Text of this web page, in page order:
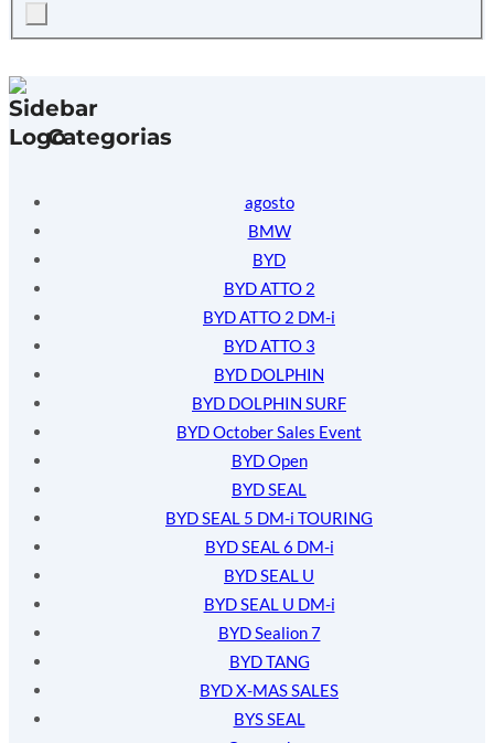
Categorias
agosto
BMW
BYD
BYD ATTO 2
BYD ATTO 2 DM-i
BYD ATTO 3
BYD DOLPHIN
BYD DOLPHIN SURF
BYD October Sales Event
BYD Open
BYD SEAL
BYD SEAL 5 DM-i TOURING
BYD SEAL 6 DM-i
BYD SEAL U
BYD SEAL U DM-i
BYD Sealion 7
BYD TANG
BYD X-MAS SALES
BYS SEAL